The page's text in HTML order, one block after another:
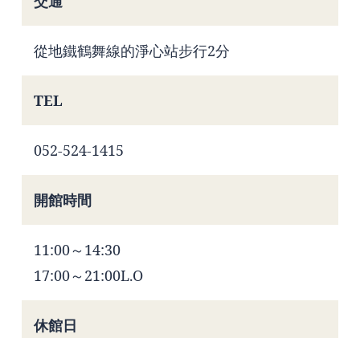
從地鐵鶴舞線的淨心站步行2分
TEL
052-524-1415
開館時間
11:00～14:30
17:00～21:00L.O
休館日